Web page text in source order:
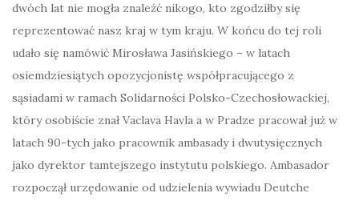
dwóch lat nie mogła znaleźć nikogo, kto zgodziłby się
reprezentować nasz kraj w tym kraju. W końcu do tej roli
udało się namówić Mirosława Jasińskiego – w latach
osiemdziesiątych opozycjonistę współpracującego z
sąsiadami w ramach Solidarności Polsko-Czechosłowackiej,
który osobiście znał Vaclava Havla a w Pradze pracował już w
latach 90-tych jako pracownik ambasady i dwutysięcznych
jako dyrektor tamtejszego instytutu polskiego. Ambasador
rozpoczął urzędowanie od udzielenia wywiadu Deutche